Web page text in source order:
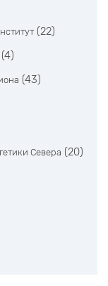
(22)
(4)
(43)
Севера (20)